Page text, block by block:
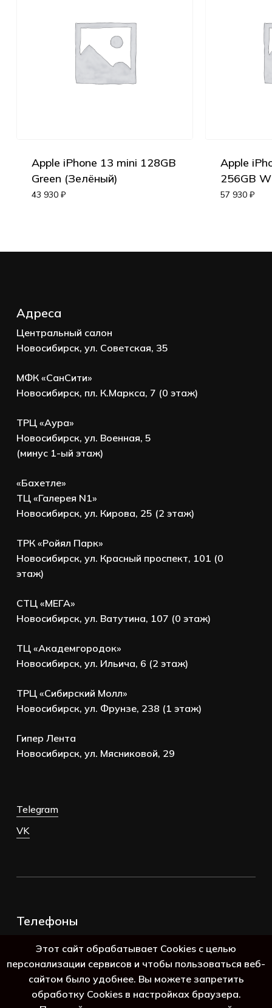
Apple iPhone 13 mini 128GB
Green (Зелёный)
43 930 ₽
Apple
256GB
57 930 ₽
Адреса
Центральный салон
Новосибирск, ул. Советская, 35
МФК «СанСити»
Новосибирск, пл. К.Маркса, 7 (0 этаж)
ТРЦ «Аура»
Новосибирск, ул. Военная, 5
(минус 1-ый этаж)
«Бахетле»
ТЦ «Галерея N1»
Новосибирск, ул. Кирова, 25 (2 этаж)
ТРК «Ройял Парк»
Новосибирск, ул. Красный проспект, 101 (0
этаж)
СТЦ «МЕГА»
Новосибирск, ул. Ватутина, 107 (0 этаж)
ТЦ «Академгородок»
Новосибирск, ул. Ильича, 6 (2 этаж)
ТРЦ «Сибирский Молл»
Новосибирск, ул. Фрунзе, 238 (1 этаж)
Гипер Лента
Новосибирск, ул. Мясниковой, 29
Telegram
VK
Телефоны
8 (800) 250-69-39
Этот сайт обрабатывает Cookies с целью
персонализации сервисов и чтобы пользоваться веб-
сайтом было удобнее. Вы можете запретить
обработку Cookies в настройках браузера.